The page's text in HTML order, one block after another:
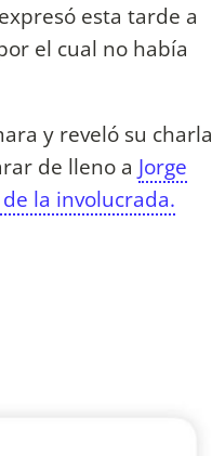
esta tarde a
el cual no había
y reveló su charla
de lleno a Jorge
la involucrada.